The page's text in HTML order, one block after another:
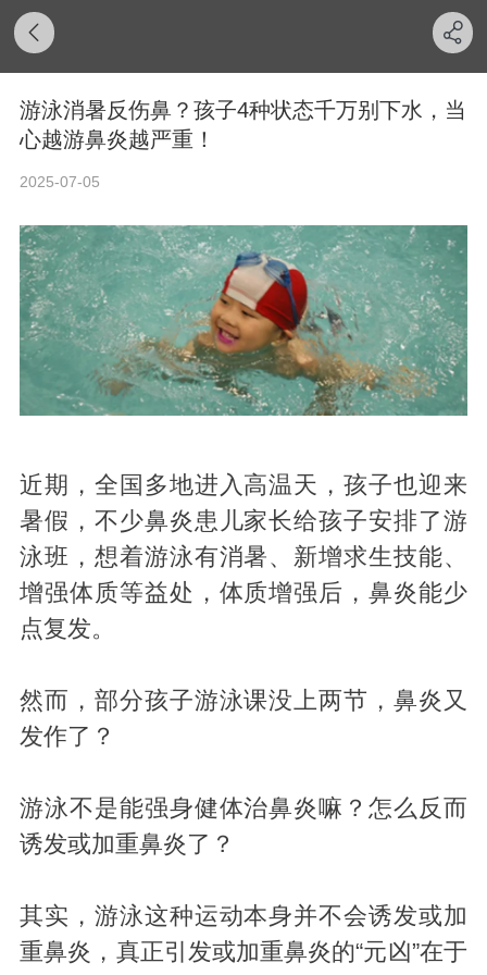
游泳消暑反伤鼻？孩子4种状态千万别下水，当
心越游鼻炎越严重！
2025-07-05
近期，全国多地进入高温天，孩子也迎来
暑假，不少鼻炎患儿家长给孩子安排了游
泳班，想着游泳有消暑、新增求生技能、
增强体质等益处，体质增强后，鼻炎能少
点复发。
然而，部分孩子游泳课没上两节，鼻炎又
发作了？
游泳不是能强身健体治鼻炎嘛？怎么反而
诱发或加重鼻炎了？
其实，游泳这种运动本身并不会诱发或加
重鼻炎，真正引发或加重鼻炎的“元凶”在于